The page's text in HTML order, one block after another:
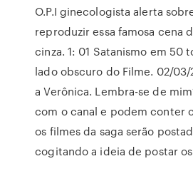
O.P.I ginecologista alerta
reproduzir essa famosa cena
cinza. 1: 01 Satanismo em 50
lado obscuro do Filme. 02/03/
a Verônica. Lembra-se de
com o canal e podem conter
os filmes da saga serão
cogitando a ideia de postar